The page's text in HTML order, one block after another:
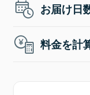
お届け日
料金を計